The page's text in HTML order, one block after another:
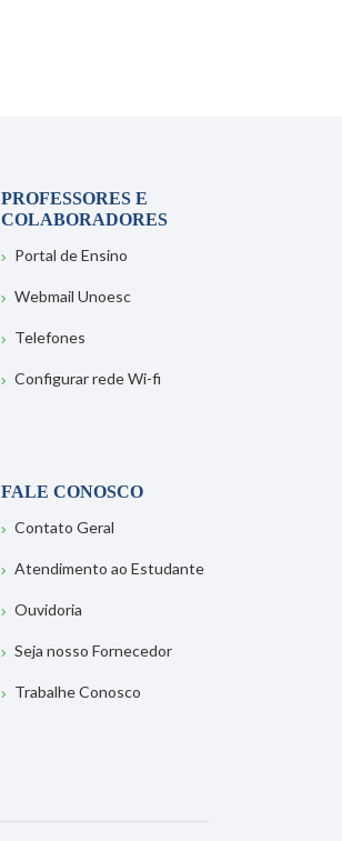
PROFESSORES E
COLABORADORES
Portal de Ensino
Webmail Unoesc
Telefones
Configurar rede Wi-fi
FALE CONOSCO
Contato Geral
Atendimento ao Estudante
Ouvidoria
Seja nosso Fornecedor
Trabalhe Conosco